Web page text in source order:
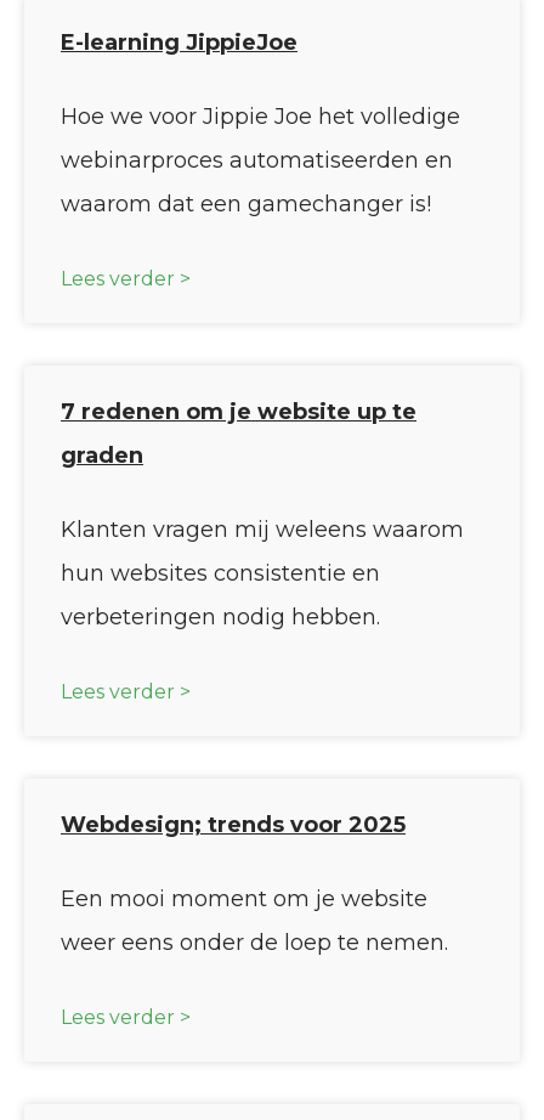
E-learning JippieJoe
Hoe we voor Jippie Joe het volledige
webinarproces automatiseerden en
waarom dat een gamechanger is!
Lees verder >
7 redenen om je website up te
graden
Klanten vragen mij weleens waarom
hun websites consistentie en
verbeteringen nodig hebben.
Lees verder >
Webdesign; trends voor 2025
Een mooi moment om je website
weer eens onder de loep te nemen.
Lees verder >